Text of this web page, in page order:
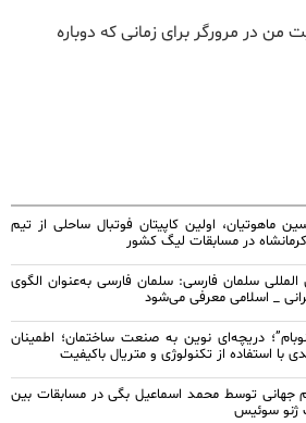
من در مرورگر برای زمانی که دوباره
ماهوتیان، اولین کاپیتان فوتبال ساحلی از تیم
در مسابقات لیگ کشور
المللی سلمان فارسی: سلمان فارسی به‌عنوان الگوی
_ اسلامی معرفی می‌شود
دریچه‌ای نوین به صنعت ساختمان؛ اطمینان
با استفاده از تکنولوژی و متریال باکیفیت
توسط محمد اسماعیل بگی در مسابقات بین
ژنو سوئیس